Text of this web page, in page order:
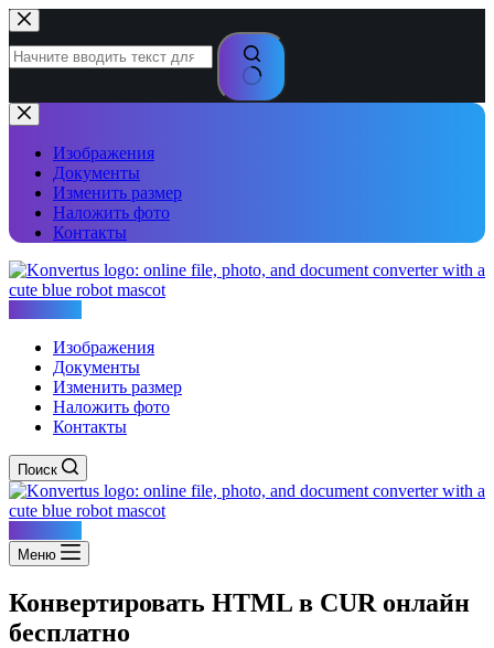
Перейти
к
сути
Ничего
не
найденоИзображения
Документы
Изменить размер
Наложить фото
Контакты
Изображения
Документы
Изменить размер
Наложить фото
Контакты
Поиск
Меню
Конвертировать HTML в CUR онлайн
бесплатно